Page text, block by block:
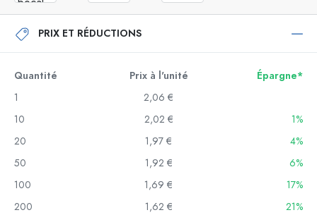
PRIX ET RÉDUCTIONS
Quantité Prix à l'unité
Épargne*
1
2,06 €
10
2,02 €
1%
20
1,97 €
4%
50
1,92 €
6%
100
1,69 €
17%
200
1,62 €
21%